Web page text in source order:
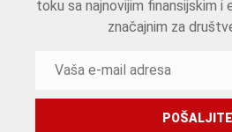
toku sa najnovijim finansijskim i
značajnim za